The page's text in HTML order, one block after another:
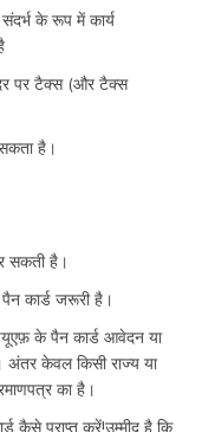
के रूप में कार्य
पर टैक्स (और टैक्स
है।
सकती है।
कार्ड जरूरी है।
के पैन कार्ड आवेदन या
केवल किसी राज्य या
का है।
कैसे प्राप्त करें!उम्मीद है कि